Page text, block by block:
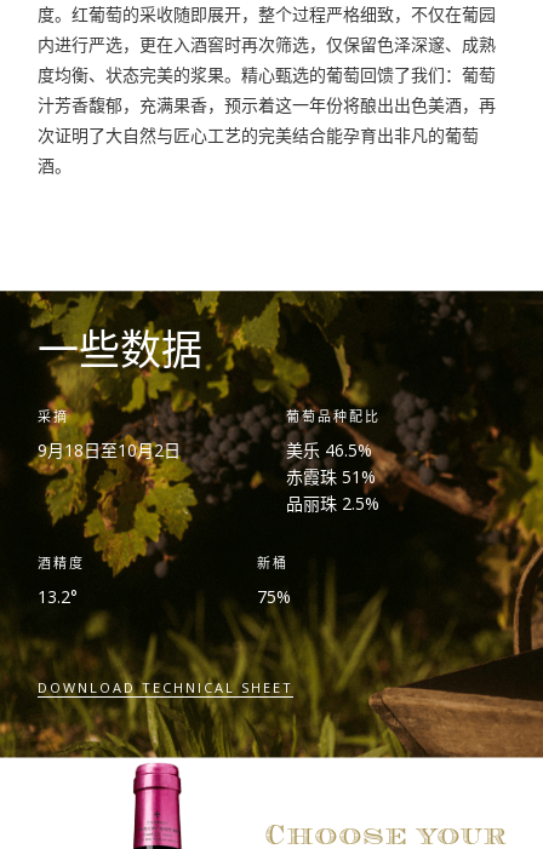
度。红葡萄的采收随即展开，整个过程严格细致，不仅在葡园
内进行严选，更在入酒窖时再次筛选，仅保留色泽深邃、成熟
度均衡、状态完美的浆果。精心甄选的葡萄回馈了我们：葡萄
汁芳香馥郁，充满果香，预示着这一年份将酿出出色美酒，再
次证明了大自然与匠心工艺的完美结合能孕育出非凡的葡萄
酒。
一些数据
采摘
9月18日至10月2日
葡萄品种配比
美乐 46.5%
赤霞珠51%
品丽珠2.5%
酒精度
13.2°
新桶
75%
DOWNLOAD TECHNICAL SHEET
Choose your